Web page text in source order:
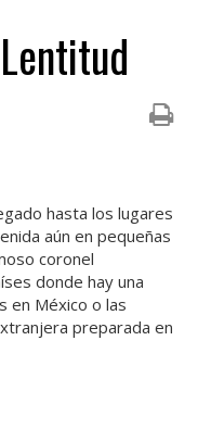
hasta los lugares
aún en pequeñas
coronel
donde hay una
en México o las
preparada en